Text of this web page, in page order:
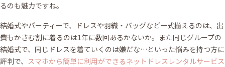
るのも魅力ですね。
結婚式やパーティーで、ドレスや羽織・バッグなど一式揃えるのは、出
費もかさむ割に着るのは1年に数回あるかないか。また同じグループの
結婚式で、同じドレスを着ていくのは嫌だな…といった悩みを持つ方に
評判で、 スマホから簡単に利用ができるネットドレスレンタルサービス